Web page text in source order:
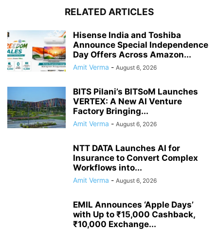
RELATED ARTICLES
Hisense India and Toshiba
Announce Special Independence
Day Offers Across Amazon...
Amit Verma - August 6, 2026
BITS Pilani’s BITSoM Launches
VERTEX: A New AI Venture
Factory Bringing...
Amit Verma - August 6, 2026
NTT DATA Launches AI for
Insurance to Convert Complex
Workflows into...
Amit Verma - August 6, 2026
EMIL Announces ‘Apple Days’
with Up to ₹15,000 Cashback,
₹10,000 Exchange...